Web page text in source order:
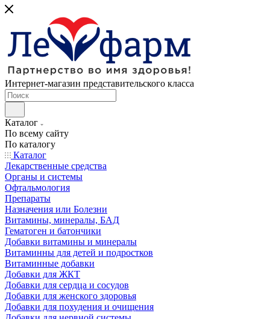
Интернет-магазин представительского класса
Каталог
По всему сайту
По каталогу
Каталог
Лекарственные средства
Органы и системы
Офтальмология
Препараты
Назначения или Болезни
Витамины, минералы, БАД
Гематоген и батончики
Добавки витамины и минералы
Витаминны для детей и подростков
Витаминные добавки
Добавки для ЖКТ
Добавки для сердца и сосудов
Добавки для женского здоровья
Добавки для похудения и очищения